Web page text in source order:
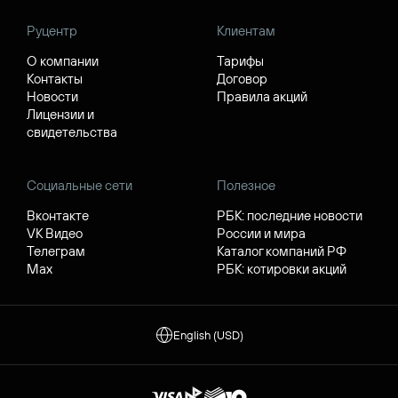
Руцентр
О компании
Контакты
Новости
Лицензии и
свидетельства
Клиентам
Тарифы
Договор
Правила акций
Социальные сети
Вконтакте
VK Видео
Телеграм
Max
Полезное
РБК: последние новости
России и мира
Каталог компаний РФ
РБК: котировки акций
English (USD)